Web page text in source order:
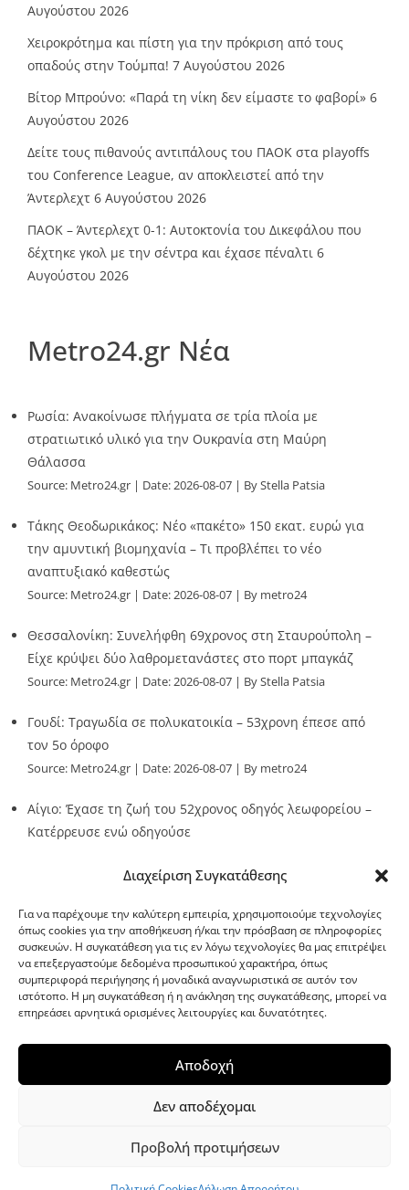
Διαχείριση Συγκατάθεσης
Για να παρέχουμε την καλύτερη εμπειρία, χρησιμοποιούμε τεχνολογίες
όπως cookies για την αποθήκευση ή/και την πρόσβαση σε πληροφορίες
συσκευών. Η συγκατάθεση για τις εν λόγω τεχνολογίες θα μας επιτρέψει
να επεξεργαστούμε δεδομένα προσωπικού χαρακτήρα, όπως
συμπεριφορά περιήγησης ή μοναδικά αναγνωριστικά σε αυτόν τον
ιστότοπο. Η μη συγκατάθεση ή η ανάκληση της συγκατάθεσης, μπορεί να
επηρεάσει αρνητικά ορισμένες λειτουργίες και δυνατότητες.
Αποδοχή
Δεν αποδέχομαι
Προβολή προτιμήσεων
Αυγούστου 2026
Χειροκρότημα και πίστη για την πρόκριση από τους
οπαδούς στην Τούμπα! 7 Αυγούστου 2026
Βίτορ Μπρούνο: «Παρά τη νίκη δεν είμαστε το φαβορί» 6
Αυγούστου 2026
Δείτε τους πιθανούς αντιπάλους του ΠΑΟΚ στα playoffs
του Conference League, αν αποκλειστεί από την
Άντερλεχτ 6 Αυγούστου 2026
ΠΑΟΚ – Άντερλεχτ 0-1: Αυτοκτονία του Δικεφάλου που
δέχτηκε γκολ με την σέντρα και έχασε πέναλτι 6
Αυγούστου 2026
Metro24.gr Νέα
Ρωσία: Ανακοίνωσε πλήγματα σε τρία πλοία με
στρατιωτικό υλικό για την Ουκρανία στη Μαύρη
Θάλασσα
Source: Metro24.gr Date: 2026-08-07 By Stella Patsia
Τάκης Θεοδωρικάκος: Νέο «πακέτο» 150 εκατ. ευρώ για
την αμυντική βιομηχανία – Τι προβλέπει το νέο
αναπτυξιακό καθεστώς
Source: Metro24.gr Date: 2026-08-07 By metro24
Θεσσαλονίκη: Συνελήφθη 69χρονος στη Σταυρούπολη –
Είχε κρύψει δύο λαθρομετανάστες στο πορτ μπαγκάζ
Source: Metro24.gr Date: 2026-08-07 By Stella Patsia
Γουδί: Τραγωδία σε πολυκατοικία – 53χρονη έπεσε από
τον 5ο όροφο
Source: Metro24.gr Date: 2026-08-07 By metro24
Αίγιο: Έχασε τη ζωή του 52χρονος οδηγός λεωφορείου –
Κατέρρευσε ενώ οδηγούσε
G-point.gr
WordPress Theme|Viral Newsby HashThemes